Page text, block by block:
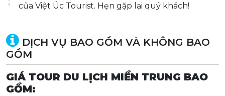
của Việt Úc Tourist. Hẹn gặp lại quý khách!
DỊCH VỤ BAO GỒM VÀ KHÔNG BAO
GỒM
GIÁ TOUR DU LỊCH MIỀN TRUNG BAO
GỒM: